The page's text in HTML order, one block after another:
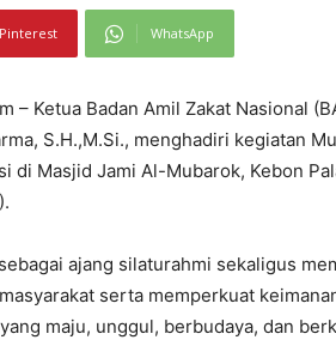
Pinterest WhatsApp
– Ketua Badan Amil Zakat Nasional
S.H.,M.Si., menghadiri kegiatan
di Masjid Jami Al-Mubarok, Kebon
ajang silaturahmi sekaligus
serta memperkuat
maju, unggul, berbudaya, dan